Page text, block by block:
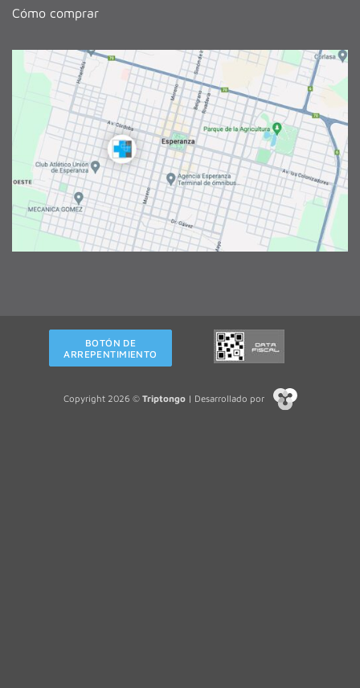
Cómo comprar
BOTÓN DE
ARREPENTIMIENTO
Copyright 2026 © Triptongo| Desarrollado por